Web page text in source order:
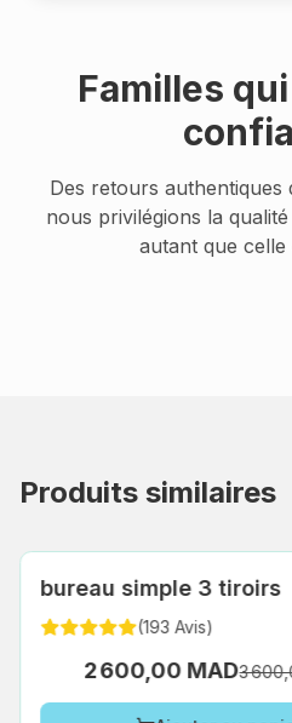
Familles
Des retours
nous privilégions la
autant que celle
Produits similaires
bureau simple 3 tiroirs
(193 Avis)
2 600,00 MAD3